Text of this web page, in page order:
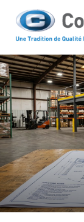
PRODUITS
OUTILS
DEMANDER
EN FR